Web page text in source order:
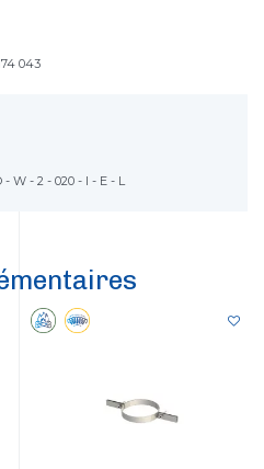
043
- W - 2 - 020 - I - E - L